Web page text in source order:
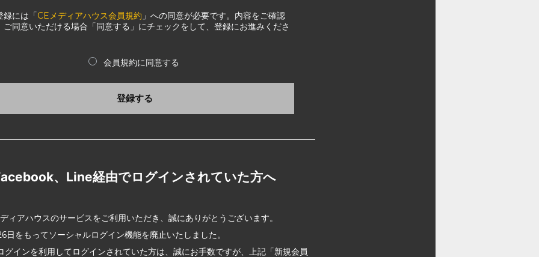
録には「CEメディアハウス会員規約 」への同意が必要です。内容をご確認
ご同意いただける場合「同意する」にチェックをして、登録にお進みくださ
会員規約に同意する
登録する
、Line経由でログインされていた方へ
ィアハウスのサービスをご利用いただき、誠にありがとうございます。
日をもってソーシャルログイン機能を廃止いたしました。
グインを利用してログインされていた方は、誠にお手数ですが、上記「新規会員